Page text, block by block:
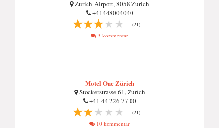
Zurich-Airport, 8058 Zurich
+41448004040
(21)
3 kommentar
Motel One Zürich
Stockerstrasse 61, Zurich
+41 44 226 77 00
(21)
10 kommentar